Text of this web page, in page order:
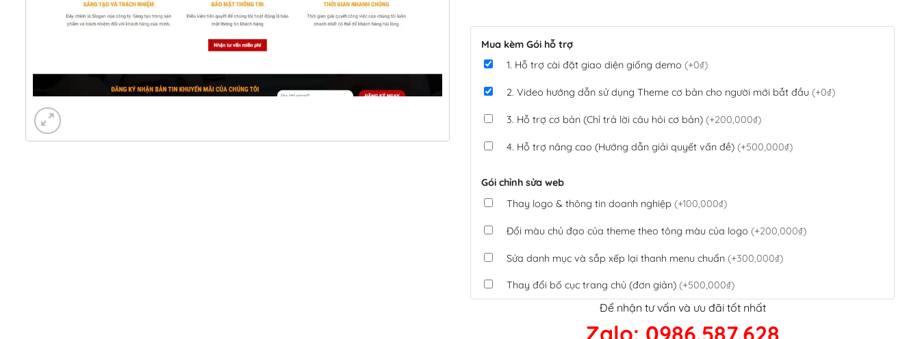
Mua kèm Gói hỗ trợ
1. Hỗ trợ cài đặt giao diện giống demo (+0₫)
2. Video hướng dẫn sử dụng Theme cơ bản cho người mới bắt đầu (+0₫)
3. Hỗ trợ cơ bản (Chỉ trả lời câu hỏi cơ bản) (+200,000₫)
4. Hỗ trợ nâng cao (Hướng dẫn giải quyết vấn đề) (+500,000₫)
Gói chỉnh sửa web
Thay logo & thông tin doanh nghiệp (+100,000₫)
Đổi màu chủ đạo của theme theo tông màu của logo (+200,000₫)
Sửa danh mục và sắp xếp lại thanh menu chuẩn (+300,000₫)
Thay đổi bố cục trang chủ (đơn giản) (+500,000₫)
Tích hợp thanh toán QR Code ngân hàng(+100,000₫)
Để nhận tư vấn và ưu đãi tốt nhất
Zalo: 0986.587.628